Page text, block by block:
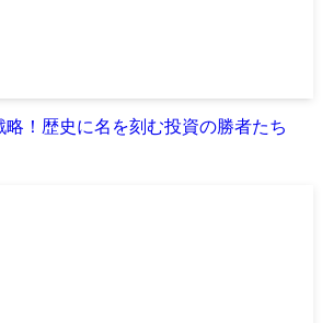
略！歴史に名を刻む投資の勝者たち